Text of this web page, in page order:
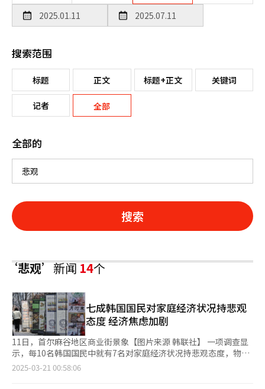
搜索范围
标题 正文 标题+正文 关键词
记者 全部
全部的
搜索
‘悲观’新闻14个
七成韩国国民对家庭经济状况持悲观
态度 经济焦虑加剧
11日，首尔麻谷地区商业街景象【图片来源 韩联社】 一项调查显
示，每10名韩国国民中就有7名对家庭经济状况持悲观态度，物价
上涨问题尤为突出。 韩国经济人协会（简称“韩经协”）面向
2025-03-21 00:58:06